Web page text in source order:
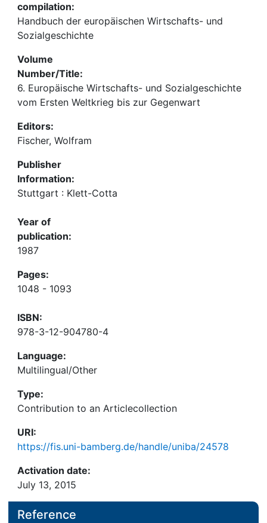
compilation:
Handbuch der europäischen Wirtschafts- und
Sozialgeschichte
Volume
Number/Title:
6. Europäische Wirtschafts- und Sozialgeschichte
vom Ersten Weltkrieg bis zur Gegenwart
Editors:
Fischer, Wolfram
Publisher
Information:
Stuttgart : Klett-Cotta
Year of
publication:
1987
Pages:
1048 - 1093
ISBN:
978-3-12-904780-4
Language:
Multilingual/Other
Type:
Contribution to an Articlecollection
URI:
https://fis.uni-bamberg.de/handle/uniba/24578
Activation date:
July 13, 2015
Reference